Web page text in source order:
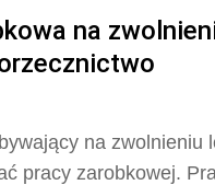
na
na zwolnieniu
pracy zarobkowej.